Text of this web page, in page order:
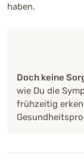
haben.
Doch keine
wie Du die
frühzeitig